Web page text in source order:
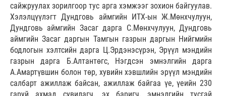
сайжруулах зорилгоор тус арга хэмжээг зохион байгуулав.
Хэлэлцүүлэгт Дундговь аймгийн ИТХ-ын Ж.Мөнхчулуун,
Дундговь аймгийн Засаг дарга С.Мөнхчулуун, Дундговь
аймгийн Засаг даргын Тамгын газрын даргын Нийгмийн
бодлогын хэлтсийн дарга Ц.Эрдэнэсүрэн, Эрүүл мэндийн
газрын дарга Б.Алтантөгс, Нэгдсэн эмнэлгийн дарга
А.Амартүвшин болон төр, хувийн хэвшлийн эрүүл мэндийн
салбарт ажиллаж байсан, ажиллаж байгаа үе, үеийн 230